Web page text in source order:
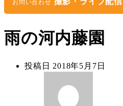
お問い合わせ
雨の河内藤園
投稿日 2018年5月7日